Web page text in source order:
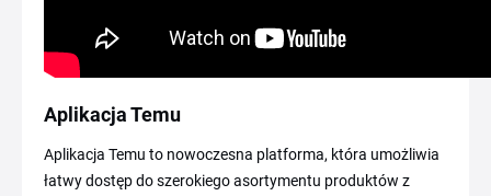
Aplikacja Temu
Aplikacja Temu to nowoczesna platforma, która umożliwia
łatwy dostęp do szerokiego asortymentu produktów z